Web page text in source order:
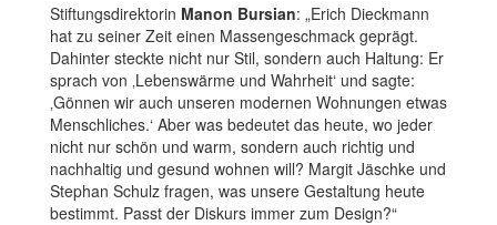
Stiftungsdirektorin Manon Bursian: „Erich Dieckmann
hat zu seiner Zeit einen Massengeschmack geprägt.
Dahinter steckte nicht nur Stil, sondern auch Haltung: Er
sprach von ‚Lebenswärme und Wahrheit‘ und sagte:
‚Gönnen wir auch unseren modernen Wohnungen etwas
Menschliches.‘ Aber was bedeutet das heute, wo jeder
nicht nur schön und warm, sondern auch richtig und
nachhaltig und gesund wohnen will? Margit Jäschke und
Stephan Schulz fragen, was unsere Gestaltung heute
bestimmt. Passt der Diskurs immer zum Design?“